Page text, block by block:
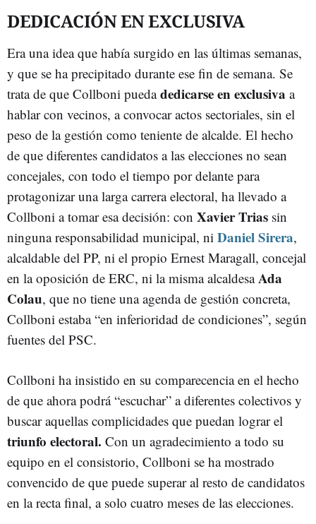
DEDICACIÓN EN EXCLUSIVA
Era una idea que había surgido en las últimas semanas,
y que se ha precipitado durante ese fin de semana. Se
trata de que Collboni puedadedicarse en exclusiva a
hablar con vecinos, a convocar actos sectoriales, sin el
peso de la gestión como teniente de alcalde. El hecho
de que diferentes candidatos a las elecciones no sean
concejales, con todo el tiempo por delante para
protagonizar una larga carrera electoral, ha llevado a
Collboni a tomar esa decisión: con Xavier Trias sin
ninguna responsabilidad municipal, ni Daniel Sirera,
alcaldable del PP, ni el propio Ernest Maragall, concejal
en la oposición de ERC, ni la misma alcaldesaAda
Colau, que no tiene una agenda de gestión concreta,
Collboni estaba “en inferioridad de condiciones”, según
fuentes del PSC.
Collboni ha insistido en su comparecencia en el hecho
de que ahora podrá “escuchar” a diferentes colectivos y
buscar aquellas complicidades que puedan lograr el
triunfo electoral. Con un agradecimiento a todo su
equipo en el consistorio, Collboni se ha mostrado
convencido de que puede superar al resto de candidatos
en la recta final, a solo cuatro meses de las elecciones.